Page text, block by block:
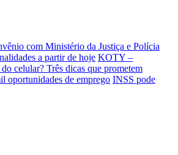
com Ministério da Justiça e Polícia
a partir de hoje KOTY –
celular? Três dicas que prometem
oportunidades de emprego INSS pode